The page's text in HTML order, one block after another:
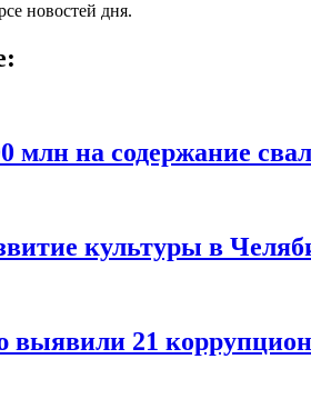
новостей дня.
млн на содержание
культуры в
выявили 21